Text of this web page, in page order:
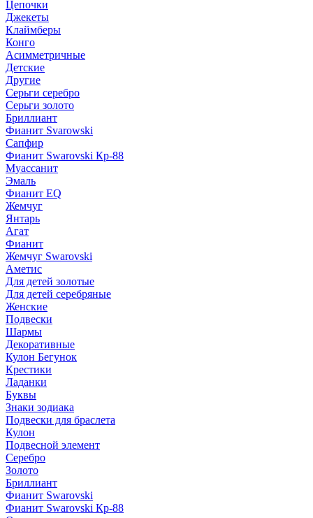
Цепочки
Джекеты
Клаймберы
Конго
Асимметричные
Детские
Другие
Серьги серебро
Серьги золото
Бриллиант
Фианит Svarowski
Сапфир
Фианит Swarovski Кр-88
Муассанит
Эмаль
Фианит EQ
Жемчуг
Янтарь
Агат
Фианит
Жемчуг Swarovski
Аметис
Для детей золотые
Для детей серебряные
Женские
Подвески
Шармы
Декоративные
Кулон Бегунок
Крестики
Ладанки
Буквы
Знаки зодиака
Подвески для браслета
Кулон
Подвесной элемент
Серебро
Золото
Бриллиант
Фианит Swarovski
Фианит Swarovski Кр-88